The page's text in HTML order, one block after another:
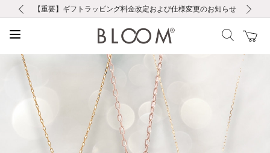
お修理・アフターサービスのご案内
【重要】令和８年熊本地震に伴う集配への影響について
【重要】ギフトラッピング料金改定および仕様変更のお知らせ
【重要】夏季休業の営業についてのご案内
税込5,500円以上で送料無料｜最短24時間以内に発送
新規会員登録で1000ポイントプレゼント！
新規LINE友だち登録で500円クーポンプレゼント
会員限定！レビュー投稿で100ポイントプレゼント
お修理・アフターサービスのご案内
【重要】令和８年熊本地震に伴う集配への影響について